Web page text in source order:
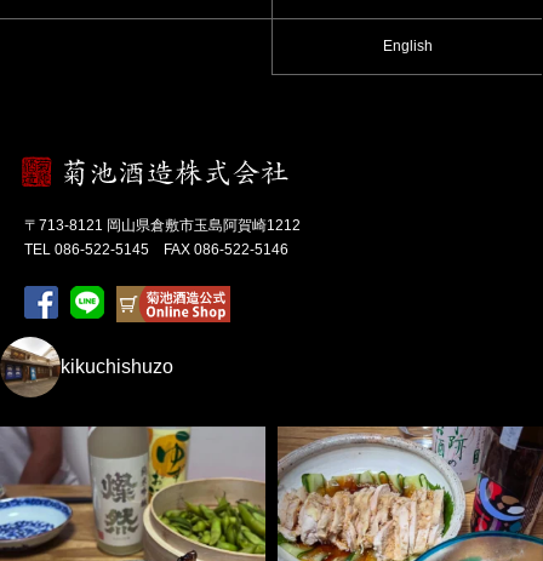
English
〒713-8121 岡山県倉敷市玉島阿賀崎1212
TEL 086-522-5145 FAX 086-522-5146
kikuchishuzo